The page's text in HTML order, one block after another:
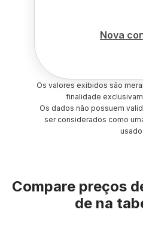
Nova
Os valores exibidos são
finalidade
Os dados não possuem
ser considerados como
Compare preços
de na